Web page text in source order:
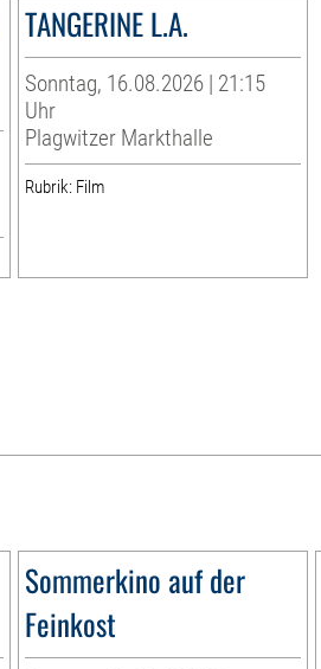
TANGERINE L.A.
Sonntag, 16.08.2026 | 21:15
Uhr
Plagwitzer Markthalle
Rubrik: Film
Sommerkino auf der
Feinkost